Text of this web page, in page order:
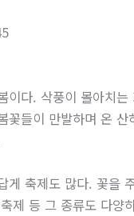
이다. 삭풍이 몰아치는
꽃들이 만발하며 온 산
게 축제도 많다. 꽃을
제 등 그 종류도 다양